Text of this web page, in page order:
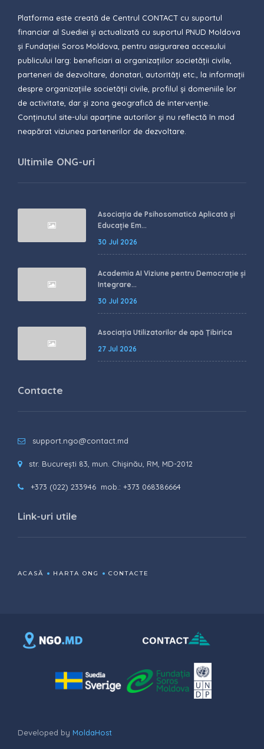
Platforma este creată de Centrul CONTACT cu suportul
financiar al Suediei și actualizată cu suportul PNUD Moldova
și Fundației Soros Moldova, pentru asigurarea accesului
publicului larg: beneficiari ai organizațiilor societății civile,
parteneri de dezvoltare, donatari, autorități etc., la informații
despre organizațiile societății civile, profilul și domeniile lor
de activitate, dar și zona geografică de intervenție.
Conținutul site-ului aparține autorilor și nu reflectă în mod
neapărat viziunea partenerilor de dezvoltare.
Ultimile ONG-uri
Asociația de Psihosomatică Aplicată și
Educație Em...
30 Jul 2026
Academia AI Viziune pentru Democrație și
Integrare...
30 Jul 2026
Asociația Utilizatorilor de apă Țibirica
27 Jul 2026
Contacte
support.ngo@contact.md
str. București 83, mun. Chișinău, RM, MD-2012
+373 (022) 233946 mob.: +373 068386664
Link-uri utile
ACASĂ HARTA ONG CONTACTE
Developed by MoldaHost